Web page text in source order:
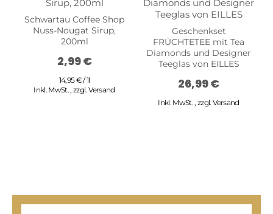
Schwartau Coffee Shop
Nuss-Nougat Sirup,
200ml
2,99 €
14,95 € / 1l
Inkl. MwSt. ,zzgl.Versand
Geschenkset
FRÜCHTETEE mit Tea
Diamonds und Designer
Teeglas von EILLES
26,99 €
Inkl. MwSt. ,zzgl.Versand